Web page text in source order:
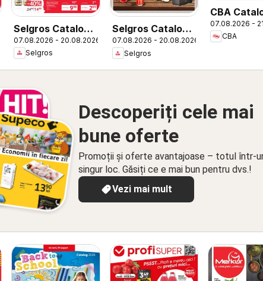
Selgros Catalog
Magazine Mici
07.08.2026 - 20.08.2026
Selgros
Selgros Catalog
Nonfood
07.08.2026 - 20.08.2026
Selgros
CBA
07.08.2026 -
CBA
Descoperiți cele mai
bune oferte
Promoții și oferte avantajoase – totul într-
singur loc. Găsiți ce e mai bun pentru dvs.!
Vezi mai mult